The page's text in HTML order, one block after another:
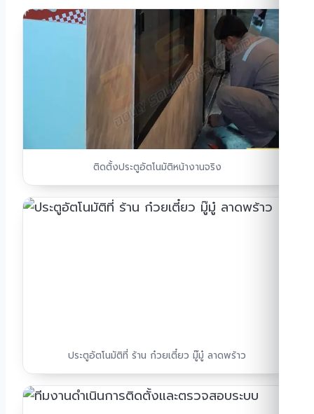
ติดตั้งประตูอัตโนมัติหน้างานจริง
ประตูอัตโนมัติที่ ร้าน ก๋วยเตี๋ยว มู๊มู๋ ลาดพร้าว